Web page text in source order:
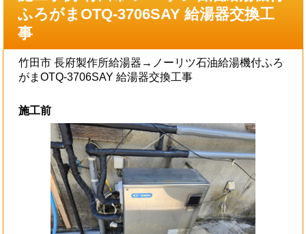
ふろがまOTQ-3706SAY 給湯器交換工
事
竹田市 長府製作所給湯器→ノーリツ石油給湯機付ふろ
がまOTQ-3706SAY 給湯器交換工事
施工前